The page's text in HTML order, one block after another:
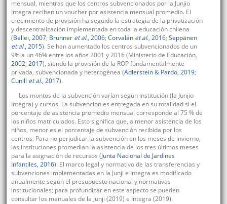
mensual, mientras que los centros subvencionados por la Junjio
Integra reciben un voucher por asistencia mensual promedio. El
crecimiento de provisión ha seguido la estrategia de la privatización
y descentralización implementada en toda la educación chilena
(Bellei, 2007; Brunner et al., 2006; Corvalán et al., 2016; Seppänen
et al., 2015). Se han aumentado los centros subvencionados de un
9% a un 46% entre los años 2001 y 2016 (Ministerio de Educación,
2002; 2017), siendo la provisión de la ROP fundamentalmente
privada, subvencionada y heterogénea (Adlerstein & Pardo, 2019;
Cunill et al., 2017).
Los montos de la subvención varían según institución (la Junjio
Integra) y cursos. La subvención es entregada en su totalidad si el
porcentaje de asistencia promedio mensual corresponde al 75 % de
los niños matriculados. Esto significa que, a menor asistencia de los
niños, menor es el porcentaje de subvención recibida por los
centros. Para no perjudicar la subvención en los meses de invierno,
las instituciones promedian la asistencia de los tres últimos meses
para la asignación de recursos (Junta Nacional de Jardines
Infantiles, 2016). El marco legal y normativo de las transferencias y
subvenciones implementadas en la Junji e Integra es modificado
anualmente según el presupuesto nacional y normativas
institucionales; para profundizar en este aspecto se pueden
consultar los manuales de la Junji (2019) e Integra (2019).